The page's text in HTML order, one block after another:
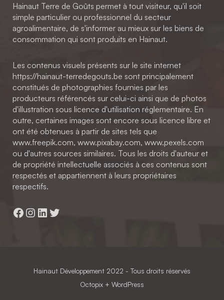
Hainaut Terre de Goûts permet à tout visiteur, qu'il soit
simple particulier ou professionnel du secteur
agroalimentaire, de s'informer au mieux sur les biens de
consommation qui sont produits en Hainaut.
Les contenus visuels présents sur le site internet
https://hainaut-terredegouts.be sont principalement
constitués de photographies fournies par les
producteurs référencés sur celui-ci ainsi que de photos
d'illustration sous licence d'utilisation réglementaire. En
outre, certaines images sont encore sous licence libre et
ont été obtenues à partir de sites tels que
www.freepik.com, www.pixabay.com, www.pexels.com
ou d'autres sources similaires. Tous les droits d'auteur et
de propriété intellectuelle associés à ces contenus sont
respectés et appartiennent à leurs propriétaires
respectifs.
Facebook
Instagram
LinkedIn
Twitter
Hainaut Développement 2022 - Tous droits réservés
Octopix + WordPress